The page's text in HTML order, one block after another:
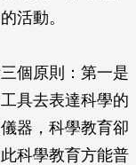
活動。
個原則：第一是
具去表達科學的
器，科學教育卻
科學教育方能普